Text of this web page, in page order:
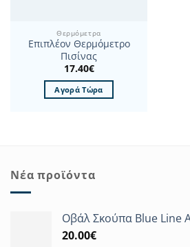
Θερμόμετρα
Επιπλέον Θερμόμετρο
Πισίνας
17.40€
Αγορά Τώρα
Νέα προϊόντα
Οβάλ Σκούπα Blue Line
20.00€